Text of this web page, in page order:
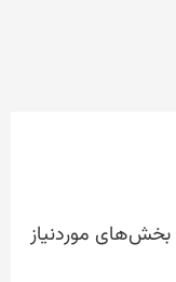
بخش‌های موردنیاز